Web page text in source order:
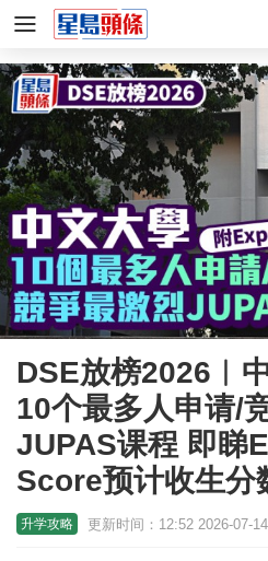
DSE放榜2026︱
10个最多人申请/
JUPAS课程 即睇
Score预计收生分
升学攻略 更新时间：12:52 2026-07-